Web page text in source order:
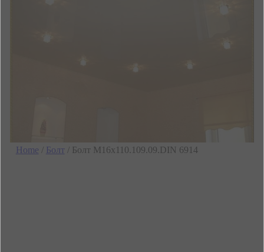
Home / Болт/ Болт М16х110.109.09.DIN 6914